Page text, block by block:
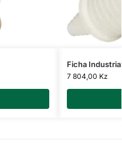
Ficha
7 804,00 Kz